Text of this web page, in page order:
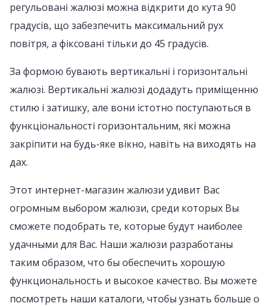
регульовані жалюзі можна відкрити до кута 90
градусів, що забезпечить максимальний рух
повітря, а фіксовані тільки до 45 градусів.
За формою бувають вертикальні і горизонтальні
жалюзі. Вертикальні жалюзі додадуть приміщенню
стилю і затишку, але вони істотно поступаються в
функціональності горизонтальним, які можна
закріпити на будь-яке вікно, навіть на виходять на
дах.
Этот интернет-магазин жалюзи удивит Вас
огромным выбором жалюзи, среди которых Вы
сможете подобрать те, которые будут наиболее
удачными для Вас. Наши жалюзи разработаны
таким образом, что бы обеспечить хорошую
функциональность и высокое качество. Вы можете
посмотреть наши каталоги, чтобы узнать больше о